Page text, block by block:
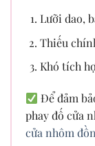
Lưỡi dao,
Thiếu
Khó tích
Để đảm
phay đố cửa
cửa nhôm